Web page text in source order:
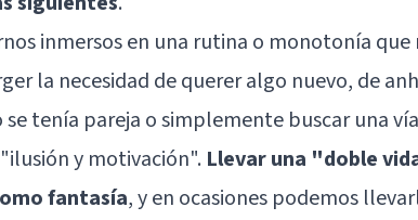
inmersos en una rutina o monotonía que
la necesidad de querer algo nuevo, de
se tenía pareja o simplemente buscar una
y motivación". Llevar una "doble
fantasía, y en ocasiones podemos